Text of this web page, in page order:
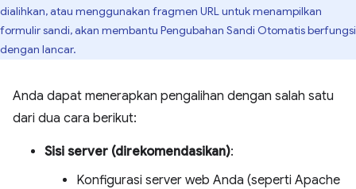
dialihkan, atau menggunakan fragmen URL untuk menampilkan
formulir sandi, akan membantu Pengubahan Sandi Otomatis berfungsi
dengan lancar.
Anda dapat menerapkan pengalihan dengan salah satu
dari dua cara berikut:
Sisi server (direkomendasikan):
Konfigurasi server web Anda (seperti Apache